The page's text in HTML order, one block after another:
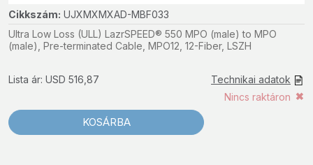
Cikkszám: UJXMXMXAD-MBF033
Ultra Low Loss (ULL) LazrSPEED® 550 MPO (male) to MPO
(male), Pre-terminated Cable, MPO12, 12-Fiber, LSZH
Technikai adatok
Lista ár: USD 516,87
Nincs raktáron
KOSÁRBA